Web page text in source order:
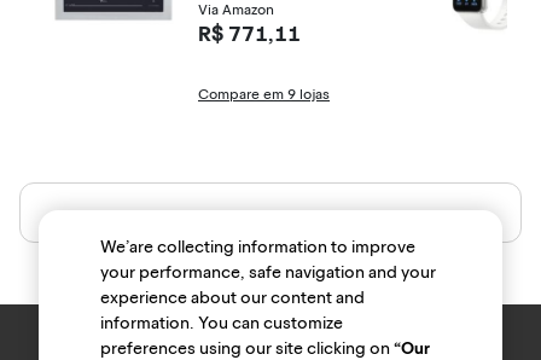
Via Amazon
R$ 771,11
Compare em 9 lojas
We’are collecting information to improve
your performance, safe navigation and your
experience about our content and
information. You can customize
preferences using our site clicking on“Our